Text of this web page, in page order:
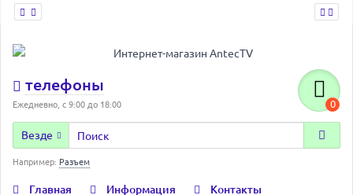
телефоны
Ежедневно, с 9:00 до 18:00 0
Везде
Например: Разъем
Главная Информация
Контакты